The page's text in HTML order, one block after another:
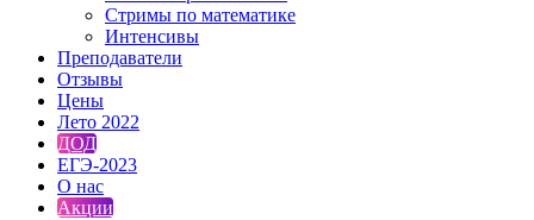
Стримы по математике
Интенсивы
Преподаватели
Отзывы
Цены
Лето 2022
ДОД
ЕГЭ-2023
О нас
Акции